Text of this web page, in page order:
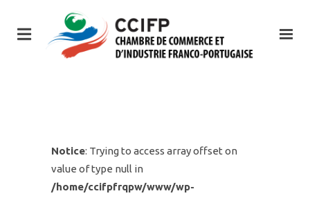
Notice: Trying to access array offset on
value of type null in
/home/ccifpfrqpw/www/wp-